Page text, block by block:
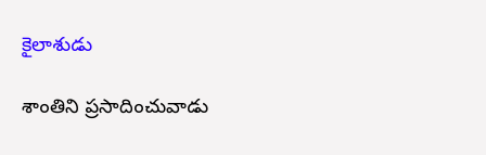
కైలాశుడు
శాంతిని ప్రసాదించువాడు